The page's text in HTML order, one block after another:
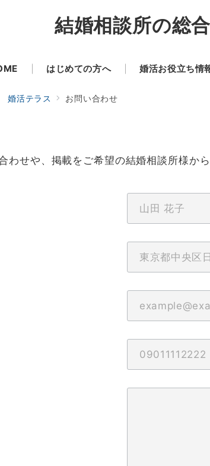
結婚相談所の総
はじめての方へ 婚活お役立ち情
婚活テラス お問い合わせ
わせや、掲載をご希望の結婚相談所様か